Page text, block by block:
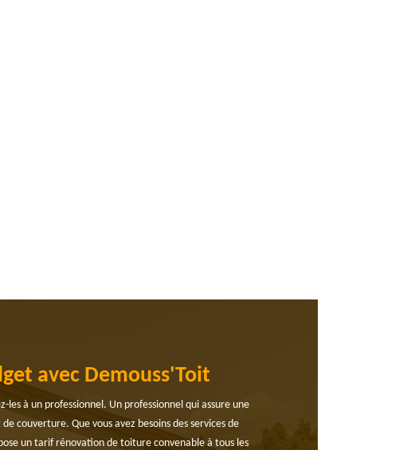
avec Demouss'Toit
à un professionnel. Un professionnel qui assure une
couverture. Que vous avez besoins des services de
un tarif rénovation de toiture convenable à tous les